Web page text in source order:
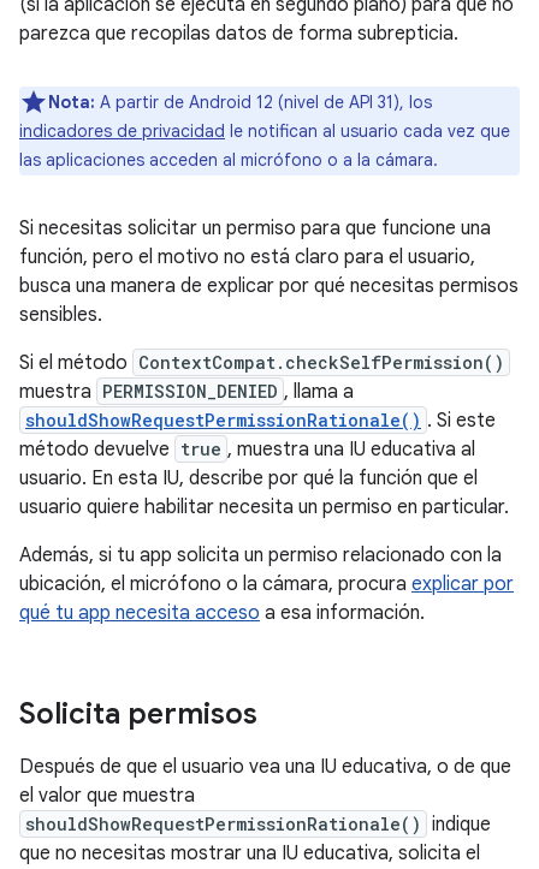
(si la aplicación se ejecuta en segundo plano) para que no
parezca que recopilas datos de forma subrepticia.
Nota: A partir de Android 12 (nivel de API 31), los
indicadores de privacidad le notifican al usuario cada vez que
las aplicaciones acceden al micrófono o a la cámara.
Si necesitas solicitar un permiso para que funcione una
función, pero el motivo no está claro para el usuario,
busca una manera de explicar por qué necesitas permisos
sensibles.
Si el método ContextCompat.checkSelfPermission()
muestra PERMISSION_DENIED , llama a
shouldShowRequestPermissionRationale() . Si este
método devuelve true , muestra una IU educativa al
usuario. En esta IU, describe por qué la función que el
usuario quiere habilitar necesita un permiso en particular.
Además, si tu app solicita un permiso relacionado con la
ubicación, el micrófono o la cámara, procura explicar por
qué tu app necesita acceso a esa información.
Solicita permisos
Después de que el usuario vea una IU educativa, o de que
el valor que muestra
shouldShowRequestPermissionRationale() indique
que no necesitas mostrar una IU educativa, solicita el